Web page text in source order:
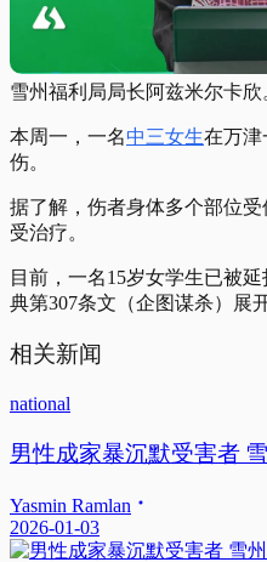
雪州福利局局长阿兹米尔卡欣
本周一，一名中三女生在万津
伤。
据了解，伤者身体多个部位
受治疗。
目前，一名15岁女学生已被
典第307条文（企图谋杀）展
相关新闻
national
男性成家暴沉默受害者
Yasmin Ramlan
2026-01-03